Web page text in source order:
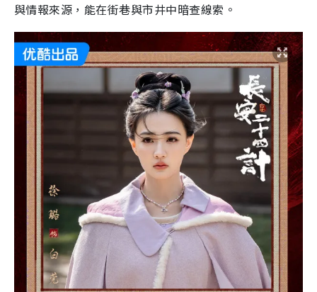
與情報來源，能在街巷與市井中暗查線索。​